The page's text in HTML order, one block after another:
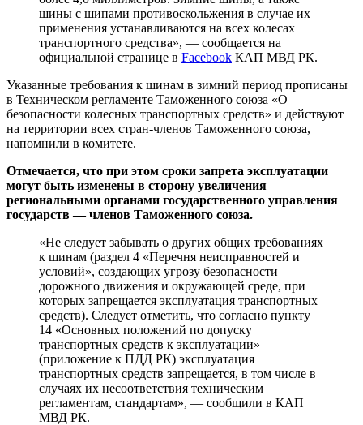
шины с шипами противоскольжения в случае их
применения устанавливаются на всех колесах
транспортного средства», — сообщается на
официальной странице в Facebook КАП МВД РК.
Указанные требования к шинам в зимний период прописаны
в Техническом регламенте Таможенного союза «О
безопасности колесных транспортных средств» и действуют
на территории всех стран-членов Таможенного союза,
напомнили в комитете.
Отмечается, что при этом сроки запрета эксплуатации
могут быть изменены в сторону увеличения
региональными органами государственного управления
государств — членов Таможенного союза.
«Не следует забывать о других общих требованиях
к шинам (раздел 4 «Перечня неисправностей и
условий», создающих угрозу безопасности
дорожного движения и окружающей среде, при
которых запрещается эксплуатация транспортных
средств). Следует отметить, что согласно пункту
14 «Основных положений по допуску
транспортных средств к эксплуатации»
(приложение к ПДД РК) эксплуатация
транспортных средств запрещается, в том числе в
случаях их несоответствия техническим
регламентам, стандартам», — сообщили в КАП
МВД РК.